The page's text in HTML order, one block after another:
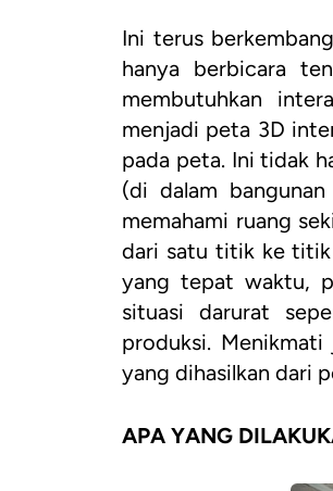
Ini terus
hanya berbicara
membutuhkan
menjadi peta 3D
pada peta. Ini tidak
(di dalam
memahami ruang
dari satu titik ke titik
yang tepat waktu,
situasi darurat
produksi.
yang dihasilkan dari
APA YANG